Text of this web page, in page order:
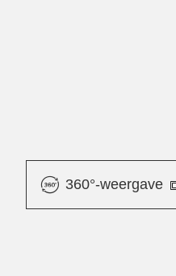
360°-weergave